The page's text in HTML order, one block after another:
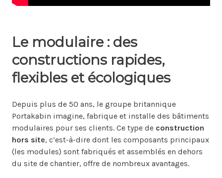
Le modulaire : des
constructions rapides,
flexibles et écologiques
Depuis plus de 50 ans, le groupe britannique
Portakabin imagine, fabrique et installe des bâtiments
modulaires pour ses clients. Ce type de construction
hors site, c’est-à-dire dont les composants principaux
(les modules) sont fabriqués et assemblés en dehors
du site de chantier, offre de nombreux avantages.